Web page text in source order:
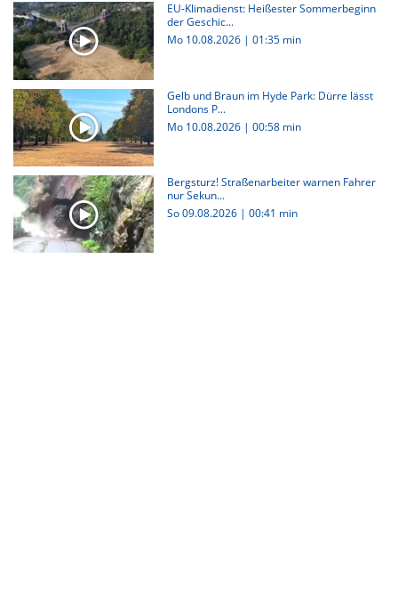
EU-Klimadienst: Heißester Sommerbeginn
der Geschic...
Mo 10.08.2026 | 01:35 min
Gelb und Braun im Hyde Park: Dürre lässt
Londons P...
Mo 10.08.2026 | 00:58 min
Bergsturz! Straßenarbeiter warnen Fahrer
nur Sekun...
So 09.08.2026 | 00:41 min